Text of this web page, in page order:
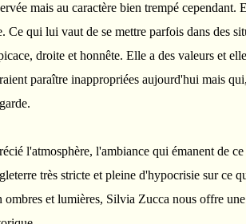
mais au caractère bien trempé cependant.
Ce qui lui vaut de se mettre parfois dans des
droite et honnête. Elle a des valeurs et
paraître inappropriées aujourd'hui mais
l'atmosphère, l'ambiance qui émanent de
très stricte et pleine d'hypocrisie sur ce
ombres et lumières, Silvia Zucca nous offre